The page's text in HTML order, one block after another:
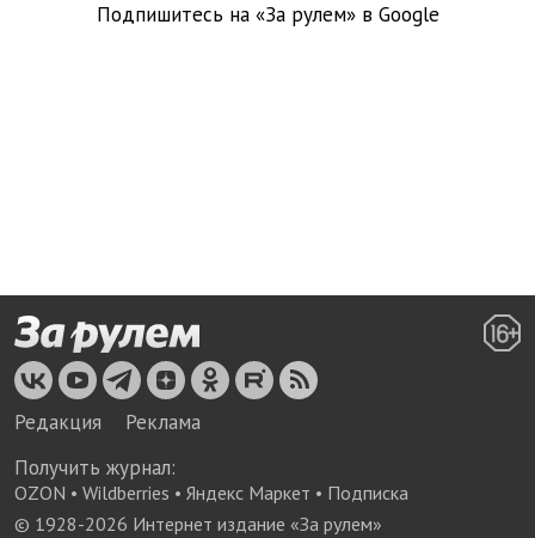
Подпишитесь на «За рулем» в Google
Редакция
Реклама
Получить журнал:
OZON • Wildberries • Яндекс Маркет • Подписка
© 1928-2026 Интернет издание «За рулем»